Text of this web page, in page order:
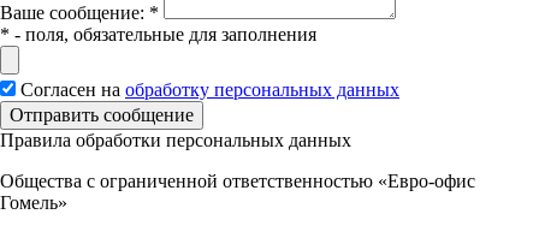
Вашe сообщение: *
* - поля, обязательные для заполнения
Согласен на обработку персональных данных
Отправить сообщение
Правила обработки персональных данных
Общества с ограниченной ответственностью «Евро-офис
Гомель»